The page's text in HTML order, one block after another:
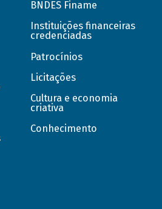
BNDES Finame
Instituições financeiras
credenciadas
Patrocínios
Licitações
Cultura e economia
criativa
Conhecimento